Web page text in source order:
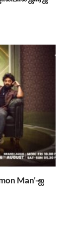
Man’-ஐ